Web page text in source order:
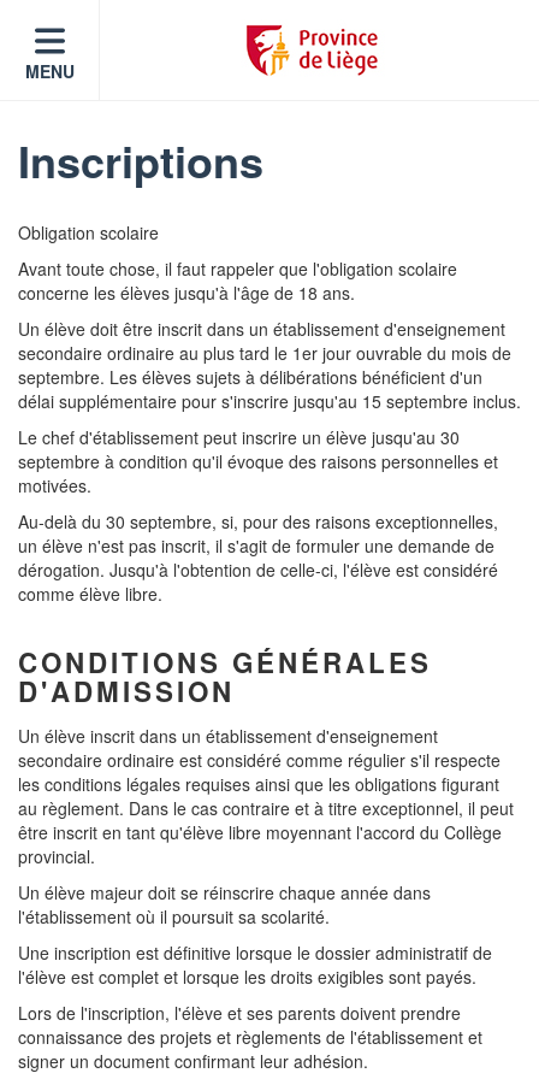
MENU
Inscriptions
Obligation scolaire
Avant toute chose, il faut rappeler que l'obligation scolaire
concerne les élèves jusqu'à l'âge de 18 ans.
Un élève doit être inscrit dans un établissement d'enseignement
secondaire ordinaire au plus tard le 1er jour ouvrable du mois de
septembre. Les élèves sujets à délibérations bénéficient d'un
délai supplémentaire pour s'inscrire jusqu'au 15 septembre inclus.
Le chef d'établissement peut inscrire un élève jusqu'au 30
septembre à condition qu'il évoque des raisons personnelles et
motivées.
Au-delà du 30 septembre, si, pour des raisons exceptionnelles,
un élève n'est pas inscrit, il s'agit de formuler une demande de
dérogation. Jusqu'à l'obtention de celle-ci, l'élève est considéré
comme élève libre.
CONDITIONS GÉNÉRALES
D'ADMISSION
Un élève inscrit dans un établissement d'enseignement
secondaire ordinaire est considéré comme régulier s'il respecte
les conditions légales requises ainsi que les obligations figurant
au règlement. Dans le cas contraire et à titre exceptionnel, il peut
être inscrit en tant qu'élève libre moyennant l'accord du Collège
provincial.
Un élève majeur doit se réinscrire chaque année dans
l'établissement où il poursuit sa scolarité.
Une inscription est définitive lorsque le dossier administratif de
l'élève est complet et lorsque les droits exigibles sont payés.
Lors de l'inscription, l'élève et ses parents doivent prendre
connaissance des projets et règlements de l'établissement et
signer un document confirmant leur adhésion.